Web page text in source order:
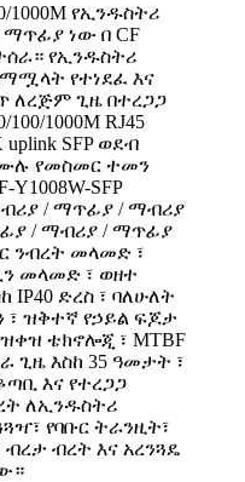
1000M የኢንዱስትሪ
ነው በ CF
የኢንዱስትሪ
የተነደፈ እና
ለረጅም ጊዜ በተረጋጋ
1000M RJ45
uplink SFP ወደብ
የመስመር ተመን
SFP
/ ማጥፊያ / ማብሪያ
/ ማብሪያ / ማጥፊያ
ንብረት መላመድ ፣
መላመድ ፣ ወዘተ
IP40 ድረስ ፣ ባለሁለት
፣ ዝቅተኛ የኃይል ፍጆታ
ቴክኖሎጂ ፣ MTBF
ጊዜ እስከ 35 ዓመታት ፣
እና የተረጋጋ
ለኢንዱስትሪ
የባቡር ትራንዚት፣
ብረት እና አረንጓዴ